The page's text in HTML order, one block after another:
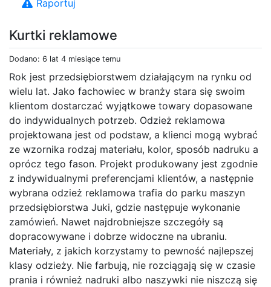
Kurtki reklamowe
Dodano: 6 lat 4 miesiące temu
Rok jest przedsiębiorstwem działającym na rynku od
wielu lat. Jako fachowiec w branży stara się swoim
klientom dostarczać wyjątkowe towary dopasowane
do indywidualnych potrzeb. Odzież reklamowa
projektowana jest od podstaw, a klienci mogą wybrać
ze wzornika rodzaj materiału, kolor, sposób nadruku a
oprócz tego fason. Projekt produkowany jest zgodnie
z indywidualnymi preferencjami klientów, a następnie
wybrana odzież reklamowa trafia do parku maszyn
przedsiębiorstwa Juki, gdzie następuje wykonanie
zamówień. Nawet najdrobniejsze szczegóły są
dopracowywane i dobrze widoczne na ubraniu.
Materiały, z jakich korzystamy to pewność najlepszej
klasy odzieży. Nie farbują, nie rozciągają się w czasie
prania i również nadruki albo naszywki nie niszczą się
Raportuj